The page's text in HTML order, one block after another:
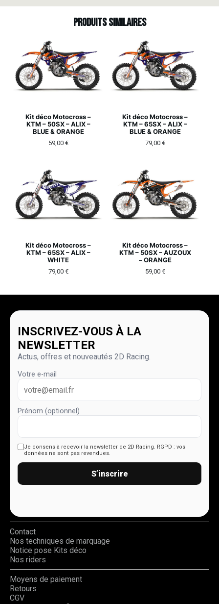
Produits similaires
Kit déco Motocross –
KTM – 50SX – ALIX –
BLUE & ORANGE
59,00 €
Kit déco Motocross –
KTM – 65SX – ALIX –
BLUE & ORANGE
79,00 €
Kit déco Motocross –
KTM – 65SX – ALIX –
WHITE
79,00 €
Kit déco Motocross –
KTM – 50SX – AUZOUX
– ORANGE
59,00 €
INSCRIVEZ-VOUS À LA
NEWSLETTER
Actus, offres et nouveautés 2D Racing.
Votre e-mail
Prénom (optionnel)
Je consens à recevoir la newsletter de 2D Racing. RGPD : vos
données ne sont pas revendues.
S’inscrire
Contact
Nos techniques de marquage
Notice pose Kits déco
Nos riders
Moyens de paiement
Retours
CGV